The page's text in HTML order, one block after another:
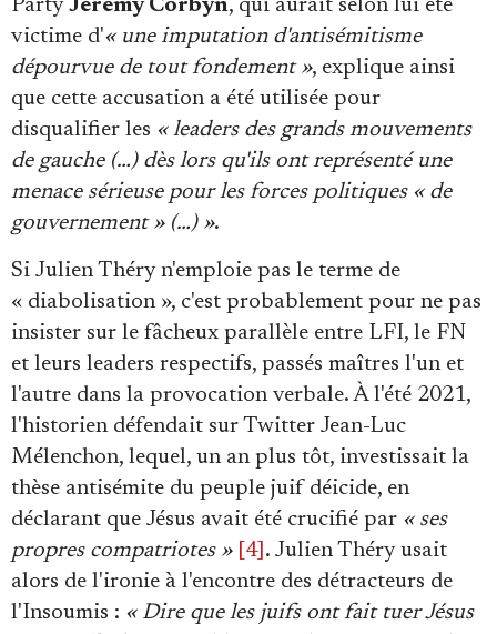
Party Jeremy Corbyn, qui aurait selon lui été
victime d'« une imputation d'antisémitisme
dépourvue de tout fondement », explique ainsi
que cette accusation a été utilisée pour
disqualifier les « leaders des grands mouvements
de gauche (…) dès lors qu'ils ont représenté une
menace sérieuse pour les forces politiques « de
gouvernement » (…) ».
Si Julien Théry n'emploie pas le terme de
« diabolisation », c'est probablement pour ne pas
insister sur le fâcheux parallèle entre LFI, le FN
et leurs leaders respectifs, passés maîtres l'un et
l'autre dans la provocation verbale. À l'été 2021,
l'historien défendait sur Twitter Jean-Luc
Mélenchon, lequel, un an plus tôt, investissait la
thèse antisémite du peuple juif déicide, en
déclarant que Jésus avait été crucifié par « ses
propres compatriotes »
[4] . Julien Théry usait
alors de l'ironie à l'encontre des détracteurs de
l'Insoumis : « Dire que les juifs ont fait tuer Jésus